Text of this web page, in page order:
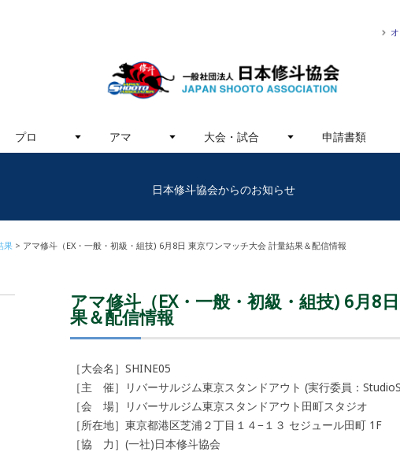
プロ アマ 大会・試合 申請書類
日本修斗協会からのお知らせ
果 アマ修斗（EX・一般・初級・組技) 6月8日 東京ワンマッチ大会 計量結果＆配信情報
アマ修斗（EX・一般・初級・組技) 6月8
果＆配信情報
［大会名］SHINE05
［主 催］リバーサルジム東京スタンドアウト (実行委員：
［会 場］リバーサルジム東京スタンドアウト田町スタジオ
［所在地］東京都港区芝浦２丁目１４−１３ セジュール田町 1F
［協 力］(一社)日本修斗協会